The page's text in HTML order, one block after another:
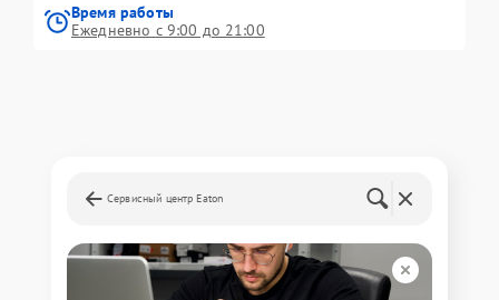
Время работы
Ежедневно с 9:00 до 21:00
Сервисный центр Eaton